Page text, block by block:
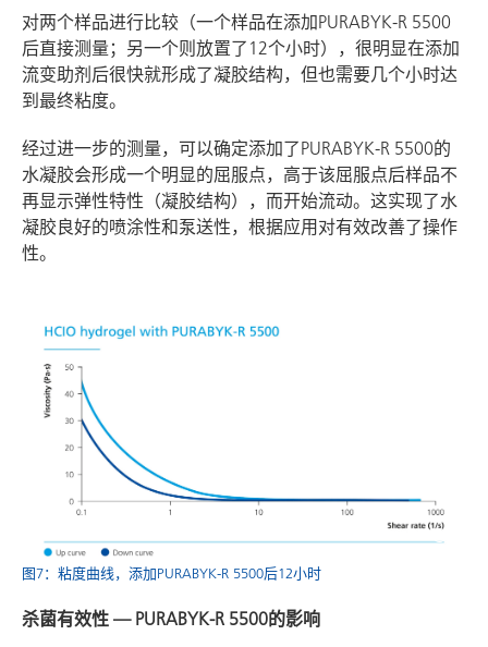
对两个样品进行比较（一个样品在添加PURABYK-R 5500
后直接测量；另一个则放置了12个小时），很明显在添加
流变助剂后很快就形成了凝胶结构，但也需要几个小时达
到最终粘度。
经过进一步的测量，可以确定添加了PURABYK-R 5500的
水凝胶会形成一个明显的屈服点，高于该屈服点后样品不
再显示弹性特性（凝胶结构），而开始流动。这实现了水
凝胶良好的喷涂性和泵送性，根据应用对有效改善了操作
性。
图7：粘度曲线，添加PURABYK-R 5500后12小时
杀菌有效性 — PURABYK-R 5500的影响